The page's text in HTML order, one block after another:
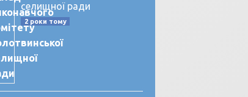
селищної ради
2 роки тому